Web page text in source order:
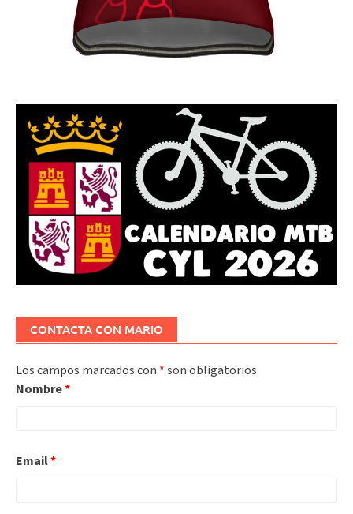
CONTACTA CON MARIO
Los campos marcados con * son obligatorios
Nombre*
Email*